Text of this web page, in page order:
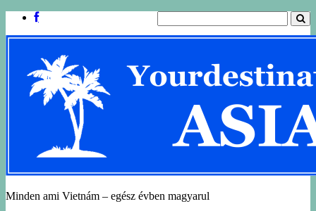
Minden ami Vietnám – egész évben magyarul